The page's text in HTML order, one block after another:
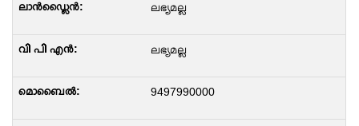
ലഭ്യമല്ല
ലഭ്യമല്ല
9497990000